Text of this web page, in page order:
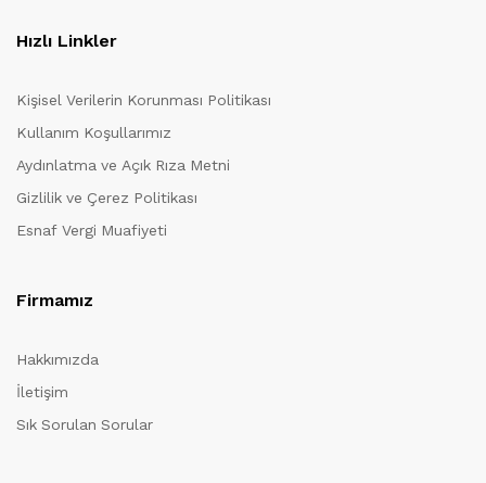
Hızlı Linkler
Kişisel Verilerin Korunması Politikası
Kullanım Koşullarımız
Aydınlatma ve Açık Rıza Metni
Gizlilik ve Çerez Politikası
Esnaf Vergi Muafiyeti
Firmamız
Hakkımızda
İletişim
Sık Sorulan Sorular